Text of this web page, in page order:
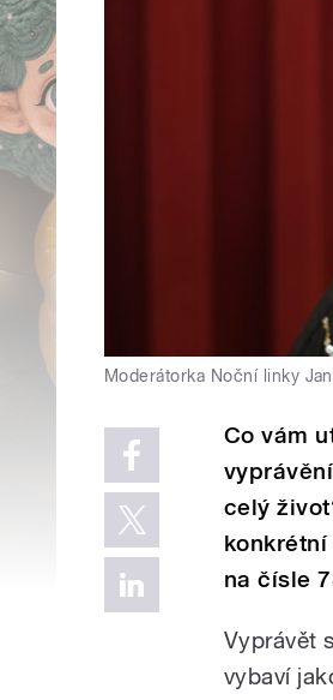
Moderátorka Noční linky
Co vám
celý
na čísle
Vyprávět
vybaví